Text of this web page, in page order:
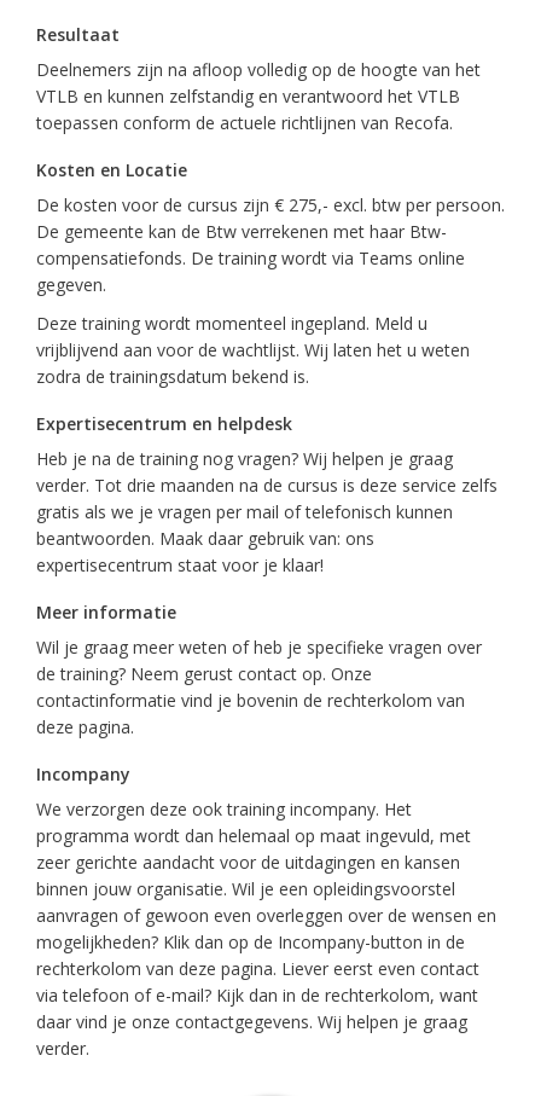
Resultaat
Deelnemers zijn na afloop volledig op de hoogte van het
VTLB en kunnen zelfstandig en verantwoord het VTLB
toepassen conform de actuele richtlijnen van Recofa.
Kosten en Locatie
De kosten voor de cursus zijn € 275,- excl. btw per persoon.
De gemeente kan de Btw verrekenen met haar Btw-
compensatiefonds. De training wordt via Teams online
gegeven.
Deze training wordt momenteel ingepland. Meld u
vrijblijvend aan voor de wachtlijst. Wij laten het u weten
zodra de trainingsdatum bekend is.
Expertisecentrum en helpdesk
Heb je na de training nog vragen? Wij helpen je graag
verder. Tot drie maanden na de cursus is deze service zelfs
gratis als we je vragen per mail of telefonisch kunnen
beantwoorden. Maak daar gebruik van: ons
expertisecentrum staat voor je klaar!
Meer informatie
Wil je graag meer weten of heb je specifieke vragen over
de training? Neem gerust contact op. Onze
contactinformatie vind je bovenin de rechterkolom van
deze pagina.
Incompany
We verzorgen deze ook training incompany. Het
programma wordt dan helemaal op maat ingevuld, met
zeer gerichte aandacht voor de uitdagingen en kansen
binnen jouw organisatie. Wil je een opleidingsvoorstel
aanvragen of gewoon even overleggen over de wensen en
mogelijkheden? Klik dan op de Incompany-button in de
rechterkolom van deze pagina. Liever eerst even contact
via telefoon of e-mail? Kijk dan in de rechterkolom, want
daar vind je onze contactgegevens. Wij helpen je graag
verder.